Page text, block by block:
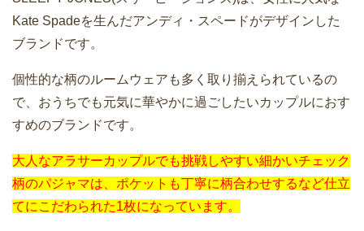
Kate Spadeを生んだアンディ・スペードがデザインした
ブランドです。
個性的な柄のルームウェアも多く取り揃えられているの
で、おうちでも元気に華やかに過ごしたいカップルにおす
すめのブランドです。
大人なアラサーカップルでも挑戦しやすい細かいチェック
柄のパジャマは、ポケットも丁寧に柄合わせするなど仕立
てにこだわられた1枚になっています。